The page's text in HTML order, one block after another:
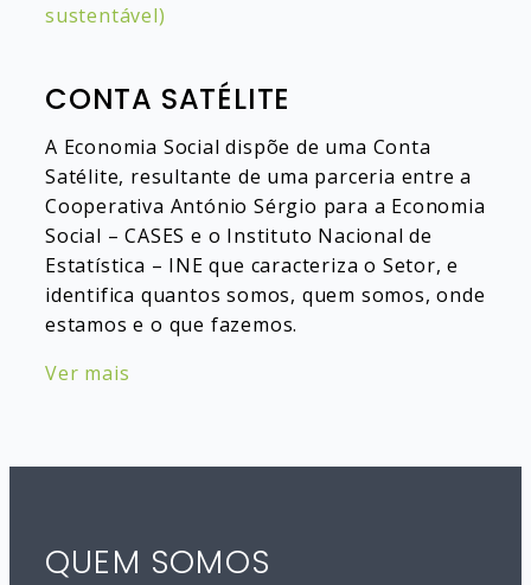
sustentável)
CONTA SATÉLITE
A Economia Social dispõe de uma Conta
Satélite, resultante de uma parceria entre a
Cooperativa António Sérgio para a Economia
Social – CASES e o Instituto Nacional de
Estatística – INE que caracteriza o Setor, e
identifica quantos somos, quem somos, onde
estamos e o que fazemos.
Ver mais
QUEM SOMOS